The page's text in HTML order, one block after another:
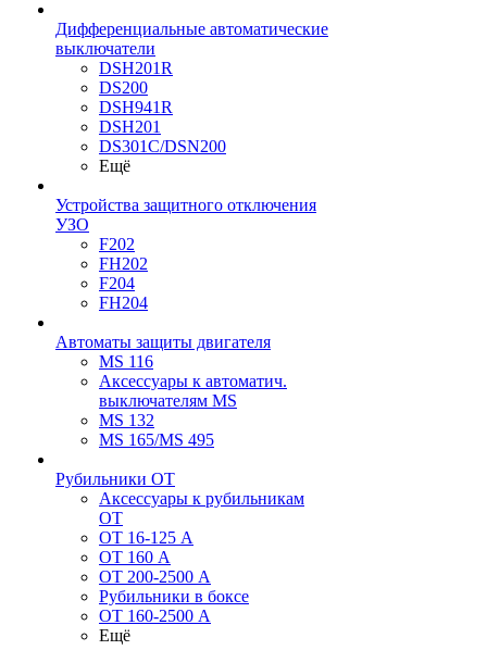
Дифференциальные автоматические
выключатели
DSH201R
DS200
DSH941R
DSH201
DS301C/DSN200
Ещё
Устройства защитного отключения
УЗО
F202
FH202
F204
FH204
Автоматы защиты двигателя
MS 116
Аксессуары к автоматич.
выключателям MS
MS 132
MS 165/MS 495
Рубильники ОТ
Аксессуары к рубильникам
OT
OT 16-125 А
OT 160 А
OT 200-2500 А
Рубильники в боксе
OT 160-2500 А
Ещё